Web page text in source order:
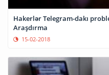
Hakerlər Telegram-dakı
Araşdırma
15-02-2018